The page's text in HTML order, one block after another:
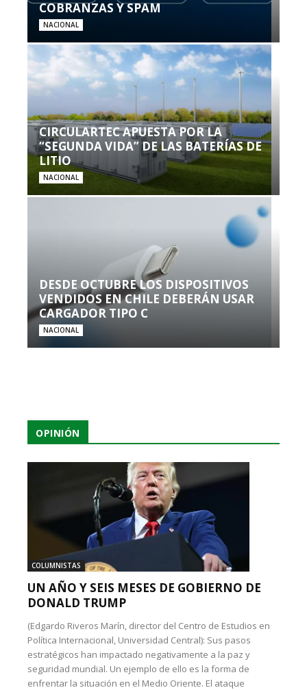
COBRANZAS Y SPAM
NACIONAL
CIRCULARTEC APUESTA POR LA
“SEGUNDA VIDA” DE LAS BATERÍAS DE
LITIO
NACIONAL
DESDE OCTUBRE LOS DISPOSITIVOS
VENDIDOS EN CHILE DEBERÁN USAR
CARGADOR TIPO C
NACIONAL
OPINIÓN
COLUMNISTAS
UN AÑO Y SEIS MESES DE GOBIERNO DE
DONALD TRUMP
(Edgardo Riveros Marín, director del Centro de Estudios en
Política Internacional, Universidad Central): Sus pasos
estratégicos han impactado negativamente a la paz y
seguridad mundial. Un ejemplo de ello es la forma de
enfrentar la situación en el Medio Oriente. El ataque